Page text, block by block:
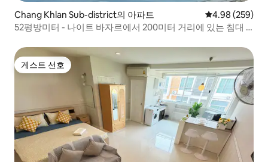
Chang Khlan Sub-district의 아파트 평점 4.98점(5
4.98 (259)
52평방미터 - 나이트 바자르에서 200미터 거리에 있는 침대 1
게스트 선호
게스트 선호